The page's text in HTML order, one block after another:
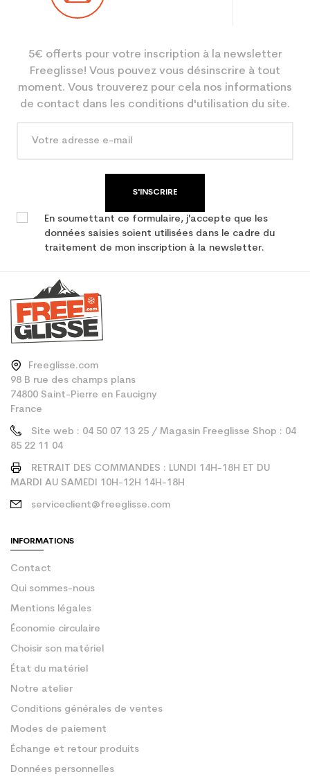
5€ offerts pour votre inscription à la newsletter
Freeglisse! Vous pouvez vous désinscrire à tout
moment. Vous trouverez pour cela nos informations
de contact dans les conditions d'utilisation du site.
S'INSCRIRE
En soumettant ce formulaire, j'accepte que les
données saisies soient utilisées dans le cadre du
traitement de mon inscription à la newsletter.
Freeglisse.com
98 B rue des champs plans
74800 Saint-Pierre en Faucigny
France
Site web : 04 50 07 13 25 / Magasin Freeglisse Shop : 04
85 22 11 04
RETRAIT DES COMMANDES : LUNDI 14H-18H ET DU
MARDI AU SAMEDI 10H-12H 14H-18H
serviceclient@freeglisse.com
INFORMATIONS
Contact
Qui sommes-nous
Mentions légales
Économie circulaire
Choisir son matériel
État du matériel
Notre atelier
Conditions générales de ventes
Modes de paiement
Échange et retour produits
Données personnelles